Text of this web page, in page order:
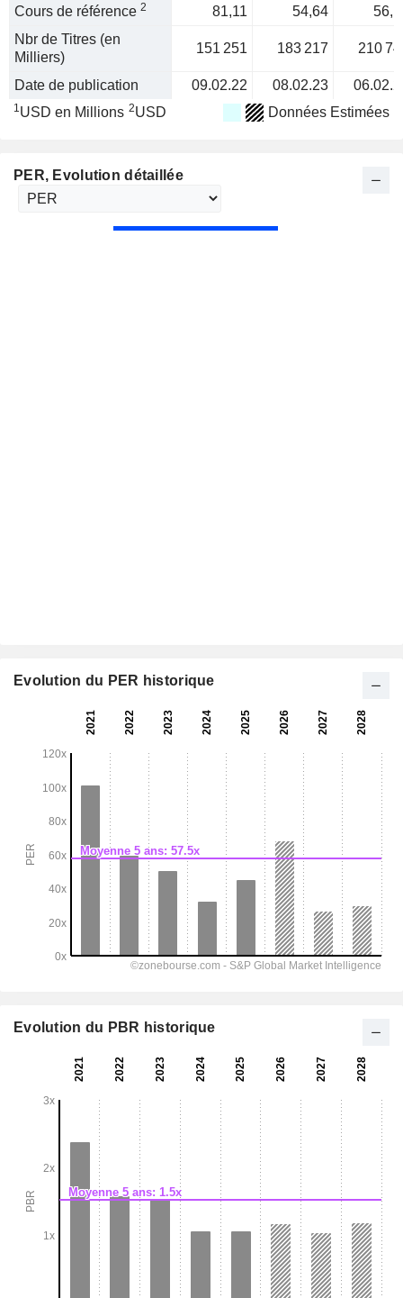
Cours de référence 2 81,11 54,64
Nbr de Titres (en
Milliers)
151 251 183 217 210
Date de publication 09.02.22 08.02.23
1USD en Millions 2USD Données Estimées
PER, Evolution détaillée
Evolution du PER historique
Evolution du PBR historique